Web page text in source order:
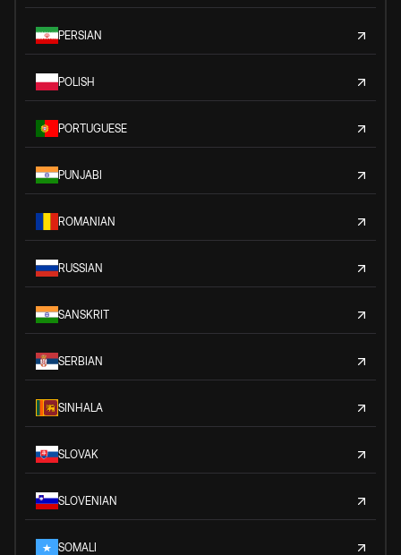
PERSIAN
POLISH
PORTUGUESE
PUNJABI
ROMANIAN
RUSSIAN
SANSKRIT
SERBIAN
SINHALA
SLOVAK
SLOVENIAN
SOMALI